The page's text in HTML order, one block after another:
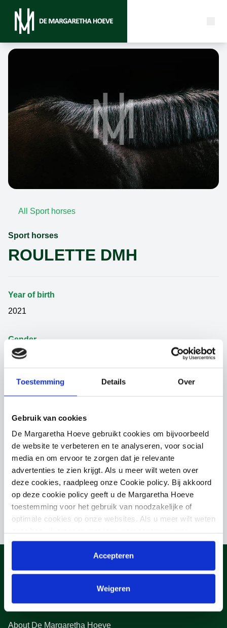
Toestemming Details Over
Gebruik van cookies
De Margaretha Hoeve gebruikt cookies om bijvoorbeeld
de website te verbeteren en te analyseren, voor social
media en om ervoor te zorgen dat je relevante
advertenties te zien krijgt. Als u meer wilt weten over
deze cookies, raadpleeg onze Cookie policy. Bij akkoord
op deze cookie policy geeft u de Margaretha Hoeve
toestemming voor het gebruik van noodzakelijke of
optimale cookies op onze websites. Als u meer wilt weten
raadpleeg onzePrivacyverklaring. U kunt de cookie
instellingen te allen tijde aanpassen via de link onderaan
de website.
Accepteren
Weigeren
All Sport horses
Sport horses
ROULETTE DMH
Year of birth
2021
Gender
Mare
Category
GRANDORADO
Mother
About us
About De Margaretha Hoeve